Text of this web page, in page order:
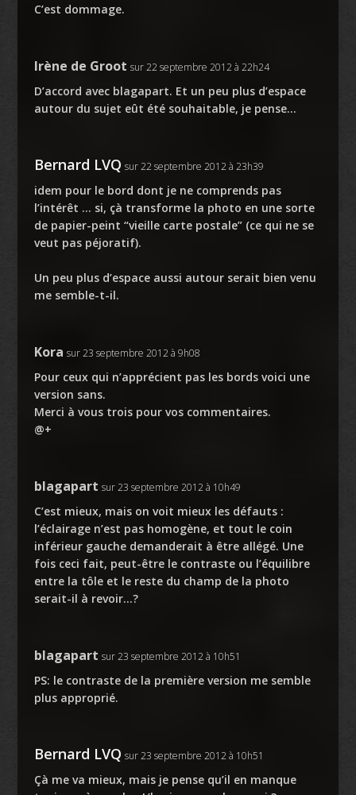
C’est dommage.
Irène de Groot sur 22 septembre 2012 à 22h24
D’accord avec blagapart. Et un peu plus d’espace
autour du sujet eût été souhaitable, je pense…
Bernard LVQ sur 22 septembre 2012 à 23h39
idem pour le bord dont je ne comprends pas
l’intérêt … si, çà transforme la photo en une sorte
de papier-peint “vieille carte postale” (ce qui ne se
veut pas péjoratif).
Un peu plus d’espace aussi autour serait bien venu
me semble-t-il.
Kora sur 23 septembre 2012 à 9h08
Pour ceux qui n’apprécient pas les bords voici une
version sans.
Merci à vous trois pour vos commentaires.
@+
blagapart sur 23 septembre 2012 à 10h49
C’est mieux, mais on voit mieux les défauts :
l’éclairage n’est pas homogène, et tout le coin
inférieur gauche demanderait à être allégé. Une
fois ceci fait, peut-être le contraste ou l’équilibre
entre la tôle et le reste du champ de la photo
serait-il à revoir…?
blagapart sur 23 septembre 2012 à 10h51
PS: le contraste de la première version me semble
plus approprié.
Bernard LVQ sur 23 septembre 2012 à 10h51
Çà me va mieux, mais je pense qu’il en manque